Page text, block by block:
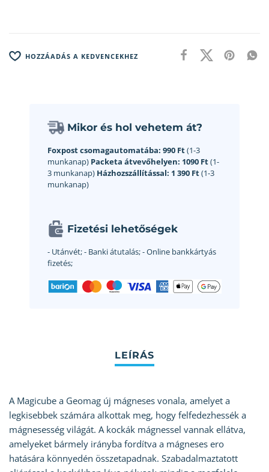
HOZZÁADÁS A KEDVENCEKHEZ
Mikor és hol vehetem át?
Foxpost csomagautomatába: 990 Ft(1-3
munkanap) Packeta átvevőhelyen: 1090 Ft(1-
3 munkanap) Házhozszállítással: 1 390 Ft(1-3
munkanap)
Fizetési lehetőségek
- Utánvét;- Banki átutalás;- Online bankkártyás
fizetés;
A Magicube a Geomag új mágneses vonala, amelyet a
legkisebbek számára alkottak meg, hogy felfedezhessék a
mágnesesség világát. A kockák mágnessel vannak ellátva,
amelyeket bármely irányba fordítva a mágneses ero
hatására könnyedén összetapadnak. Szabadalmaztatott